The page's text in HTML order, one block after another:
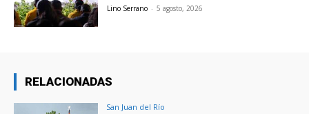
Lino Serrano - 5 agosto, 2026
RELACIONADAS
San Juan del Río